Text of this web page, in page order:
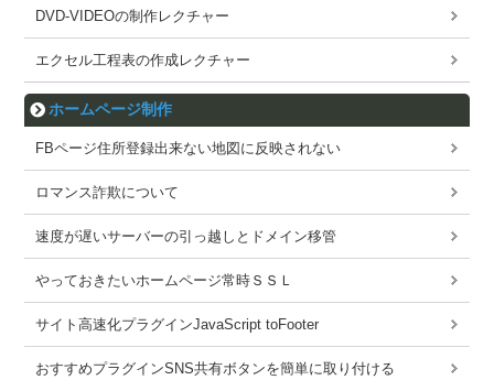
DVD-VIDEOの制作レクチャー
エクセル工程表の作成レクチャー
ホームページ制作
FBページ住所登録出来ない地図に反映されない
ロマンス詐欺について
速度が遅いサーバーの引っ越しとドメイン移管
やっておきたいホームページ常時ＳＳＬ
サイト高速化プラグインJavaScript toFooter
おすすめプラグインSNS共有ボタンを簡単に取り付ける